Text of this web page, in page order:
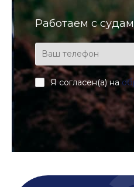
Работаем с
Я согласен(а) на